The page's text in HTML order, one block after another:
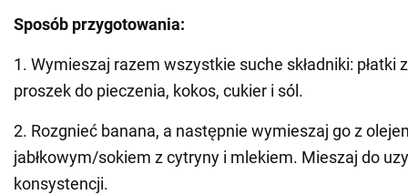
Sposób przygotowania:
1. Wymieszaj razem wszystkie suche składniki: płatki
proszek do pieczenia, kokos, cukier i sól.
2. Rozgnieć banana, a następnie wymieszaj go z
jabłkowym/sokiem z cytryny i mlekiem. Mieszaj do
konsystencji.